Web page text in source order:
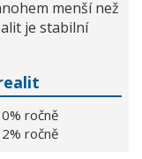
menší než
je stabilní
ročně
ročně